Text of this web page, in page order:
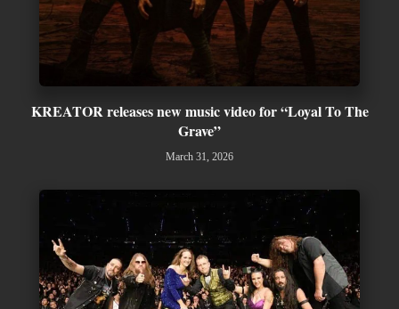
KREATOR releases new music video for “Loyal To The
Grave”
March 31, 2026